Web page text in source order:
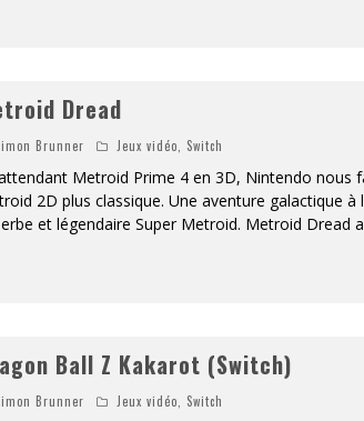
Dread
Brunner Jeux vidéo Switch
Metroid Prime 4 en 3D, Nintendo nous
2D plus classique. Une aventure galactique
et légendaire Super Metroid. Metroid Dread
Ball Z Kakarot (Switch)
Brunner Jeux vidéo Switch